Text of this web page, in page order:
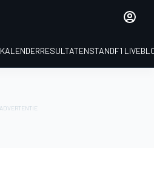
KALENDERRESULTATENSTANDF1